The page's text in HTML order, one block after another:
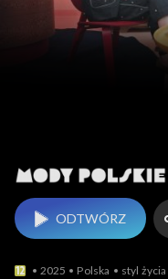
ODTWÓRZ
2025 Polska styl życia